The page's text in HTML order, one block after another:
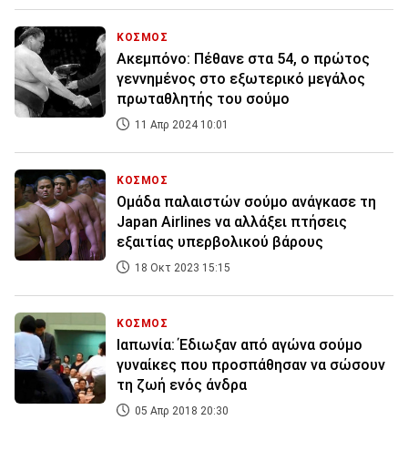
ΚΟΣΜΟΣ
Ακεμπόνο: Πέθανε στα 54, ο πρώτος
γεννημένος στο εξωτερικό μεγάλος
πρωταθλητής του σούμο
11 Απρ 2024 10:01
ΚΟΣΜΟΣ
Ομάδα παλαιστών σούμο ανάγκασε τη
Japan Airlines να αλλάξει πτήσεις
εξαιτίας υπερβολικού βάρους
18 Οκτ 2023 15:15
ΚΟΣΜΟΣ
Ιαπωνία: Έδιωξαν από αγώνα σούμο
γυναίκες που προσπάθησαν να σώσουν
τη ζωή ενός άνδρα
05 Απρ 2018 20:30